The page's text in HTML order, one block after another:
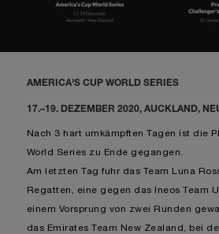
AMERICA'S CUP WORLD SERIES
17.–19. DEZEMBER 2020, AUCKLAND,
Nach 3 hart umkämpften Tagen ist die
World Series zu Ende gegangen.
Am letzten Tag fuhr das Team Luna
Regatten, eine gegen das Ineos Team
einem Vorsprung von zwei Runden
das Emirates Team New Zealand, bei